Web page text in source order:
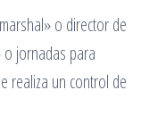
o director de
o jornadas para
realiza un control de